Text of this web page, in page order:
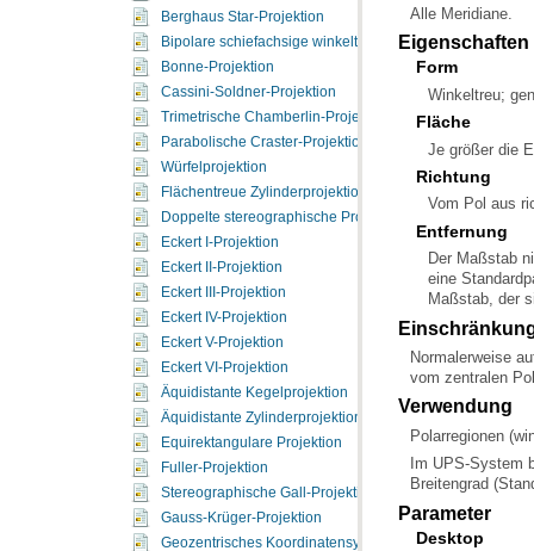
Berghaus Star-Projektion
Bipolare schiefachsige winkeltreue Kegelprojektion
Bonne-Projektion
Cassini-Soldner-Projektion
Trimetrische Chamberlin-Projektion
Parabolische Craster-Projektion
Würfelprojektion
Flächentreue Zylinderprojektion
Doppelte stereographische Projektion
Eckert I-Projektion
Eckert II-Projektion
Eckert III-Projektion
Eckert IV-Projektion
Eckert V-Projektion
Eckert VI-Projektion
Äquidistante Kegelprojektion
Äquidistante Zylinderprojektion
Equirektangulare Projektion
Fuller-Projektion
Stereographische Gall-Projektion
Gauss-Krüger-Projektion
Geozentrisches Koordinatensystem
Alle Meridiane.
Eigenschaften
Form
Winkeltreu;
Fläche
Je größer die
Richtung
Vom Pol aus
Entfernung
Maßstab, der
vom zentralen
Verwendung
Polarregionen
Breitengrad
Parameter
Desktop